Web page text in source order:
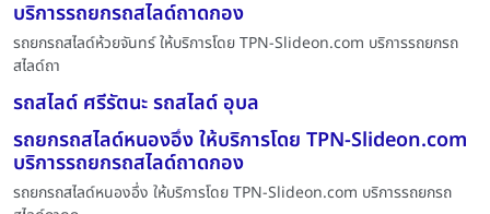
บริการรถยกรถสไลด์ถาดกอง
รถยกรถสไลด์ห้วยจันทร์ ให้บริการโดย TPN-Slideon.com บริการรถยกรถ
สไลด์ถา
รถสไลด์ ศรีรัตนะ รถสไลด์ อุบล
รถยกรถสไลด์หนองอึ่ง ให้บริการโดย TPN-Slideon.com
บริการรถยกรถสไลด์ถาดกอง
รถยกรถสไลด์หนองอึ่ง ให้บริการโดย TPN-Slideon.com บริการรถยกรถ